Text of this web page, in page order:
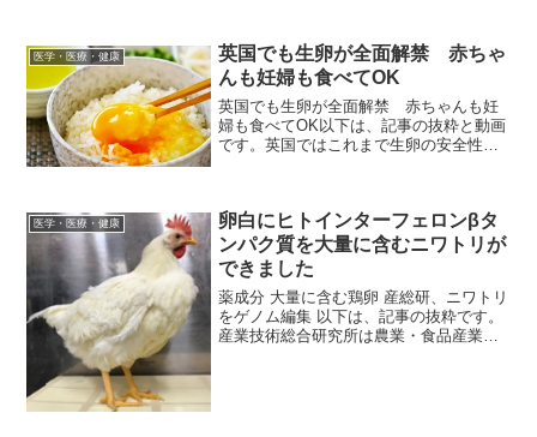
染した人、特に新型コロナウイルスワク
チンの接種を受けたことが...
医学・医療・健康
英国でも生卵が全面解禁 赤ちゃ
んも妊婦も食べてOK
英国でも生卵が全面解禁 赤ちゃんも妊
婦も食べてOK以下は、記事の抜粋と動画
です。英国ではこれまで生卵の安全性に
態が改善したため、...
医学・医療・健康
卵白にヒトインターフェロンβタ
ンパク質を大量に含むニワトリが
できました
薬成分 大量に含む鶏卵 産総研、ニワトリ
をゲノム編集 以下は、記事の抜粋です。
産業技術総合研究所は農業・食品産業技